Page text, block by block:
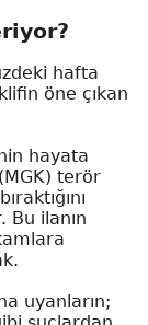
hafta
öne çıkan
hayata
terör
Bu ilanın
uyanların;